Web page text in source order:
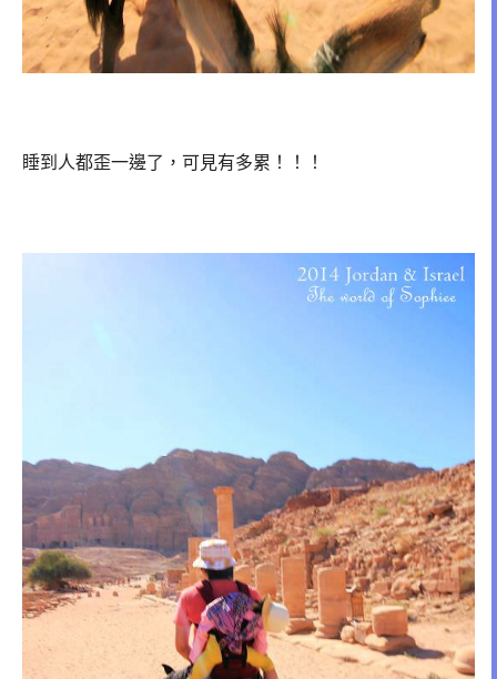
睡到人都歪一邊了，可見有多累！！！